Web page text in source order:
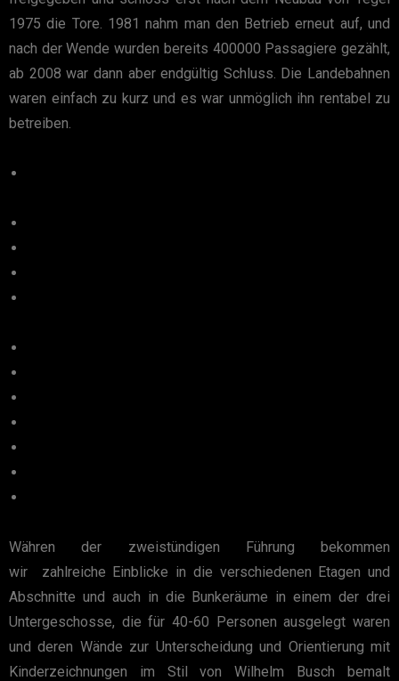
1975 die Tore. 1981 nahm man den Betrieb erneut auf, und
nach der Wende wurden bereits 400000 Passagiere gezählt,
ab 2008 war dann aber endgültig Schluss. Die Landebahnen
waren einfach zu kurz und es war unmöglich ihn rentabel zu
betreiben.
Währen der zweistündigen Führung bekommen
wir zahlreiche Einblicke in die verschiedenen Etagen und
Abschnitte und auch in die Bunkeräume in einem der drei
Untergeschosse, die für 40-60 Personen ausgelegt waren
und deren Wände zur Unterscheidung und Orientierung mit
Kinderzeichnungen im Stil von Wilhelm Busch bemalt